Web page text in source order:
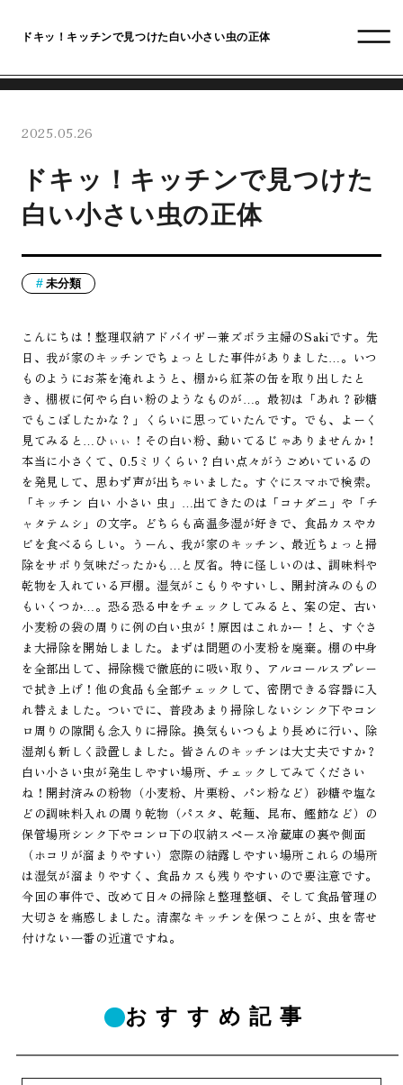
ドキッ！キッチンで見つけた白い小さい虫の正体
2025.05.26
ドキッ！キッチンで見つけた
白い小さい虫の正体
未分類
こんにちは！整理収納アドバイザー兼ズボラ主婦のSakiです。先
日、我が家のキッチンでちょっとした事件がありました…。いつ
ものようにお茶を淹れようと、棚から紅茶の缶を取り出したと
き、棚板に何やら白い粉のようなものが…。最初は「あれ？砂糖
でもこぼしたかな？」くらいに思っていたんです。でも、よーく
見てみると…ひぃぃ！その白い粉、動いてるじゃありませんか！
本当に小さくて、0.5ミリくらい？白い点々がうごめいているの
を発見して、思わず声が出ちゃいました。すぐにスマホで検索。
「キッチン 白い 小さい 虫」…出てきたのは「コナダニ」や「チ
ャタテムシ」の文字。どちらも高温多湿が好きで、食品カスやカ
ビを食べるらしい。うーん、我が家のキッチン、最近ちょっと掃
除をサボり気味だったかも…と反省。特に怪しいのは、調味料や
乾物を入れている戸棚。湿気がこもりやすいし、開封済みのもの
もいくつか…。恐る恐る中をチェックしてみると、案の定、古い
小麦粉の袋の周りに例の白い虫が！原因はこれかー！と、すぐさ
ま大掃除を開始しました。まずは問題の小麦粉を廃棄。棚の中身
を全部出して、掃除機で徹底的に吸い取り、アルコールスプレー
で拭き上げ！他の食品も全部チェックして、密閉できる容器に入
れ替えました。ついでに、普段あまり掃除しないシンク下やコン
ロ周りの隙間も念入りに掃除。換気もいつもより長めに行い、除
湿剤も新しく設置しました。皆さんのキッチンは大丈夫ですか？
白い小さい虫が発生しやすい場所、チェックしてみてください
ね！開封済みの粉物（小麦粉、片栗粉、パン粉など）砂糖や塩な
どの調味料入れの周り乾物（パスタ、乾麺、昆布、鰹節など）の
保管場所シンク下やコンロ下の収納スペース冷蔵庫の裏や側面
（ホコリが溜まりやすい）窓際の結露しやすい場所これらの場所
は湿気が溜まりやすく、食品カスも残りやすいので要注意です。
今回の事件で、改めて日々の掃除と整理整頓、そして食品管理の
大切さを痛感しました。清潔なキッチンを保つことが、虫を寄せ
付けない一番の近道ですね。
おすすめ記事